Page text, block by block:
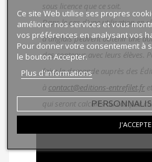
sous licence que ce soit.
Dans le cas d’une utilisation en
d’anglais peuvent obtenir une
des contenus avec leurs élèves.
faire la demande auprès des
à contact@editions-entrefilet.fr
qui seront calculés au cas par
Ce site Web utilise ses propres
améliorer nos services et vous
vos préférences en analysant vos
Pour donner votre consentement à
le bouton Accepter.
Plus d'informations
J'ACCEPTE